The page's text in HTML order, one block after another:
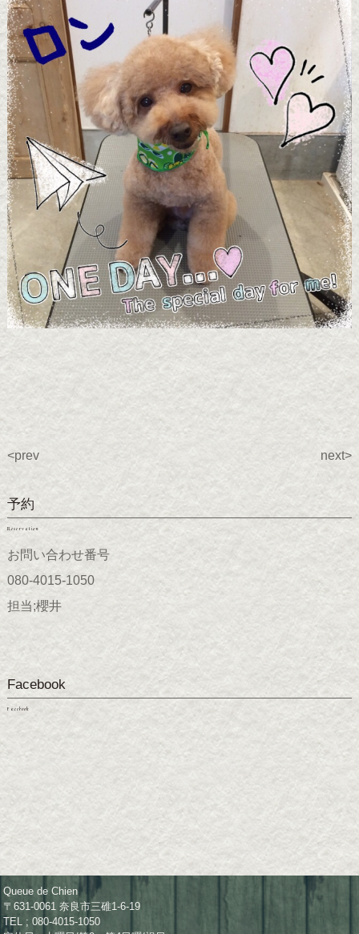
<prev next>
予約
Reservation
お問い合わせ番号
080-4015-1050
担当;櫻井
Facebook
Facebook
Queue de Chien
〒631-0061 奈良市三碓1-6-19
TEL ; 080-4015-1050